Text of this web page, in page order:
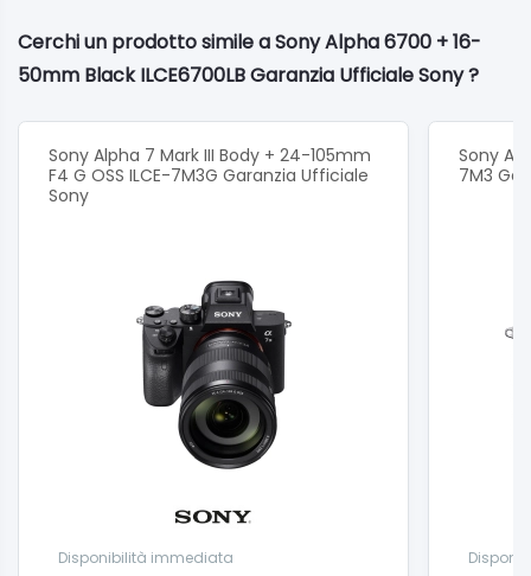
Cerchi un prodotto simile a Sony Alpha 6700 + 16-
50mm Black ILCE6700LB Garanzia Ufficiale Sony ?
Sony Alpha 7 Mark III Body + 24-105mm
F4 G OSS ILCE-7M3G Garanzia Ufficiale
Sony
Disponibilità immediata
Sony
7M3